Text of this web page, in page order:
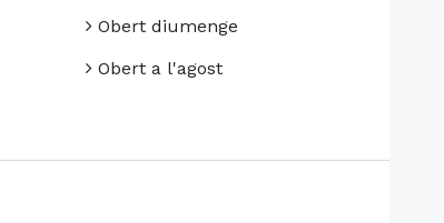
Obert diumenge
Obert a l'agost